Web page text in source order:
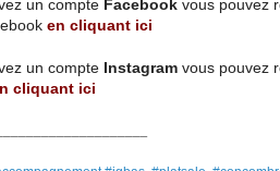
un compte Facebook vous pouvez
en cliquant ici
un compte Instagram vous pouvez
cliquant ici